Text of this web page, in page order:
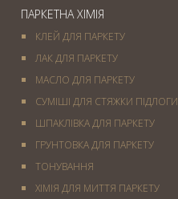
ПАРКЕТНА ХІМІЯ
КЛЕЙ ДЛЯ ПАРКЕТУ
ЛАК ДЛЯ ПАРКЕТУ
МАСЛО ДЛЯ ПАРКЕТУ
СУМІШІ ДЛЯ СТЯЖКИ ПІДЛОГИ
ШПАКЛІВКА ДЛЯ ПАРКЕТУ
ГРУНТОВКА ДЛЯ ПАРКЕТУ
ТОНУВАННЯ
ХІМІЯ ДЛЯ МИТТЯ ПАРКЕТУ